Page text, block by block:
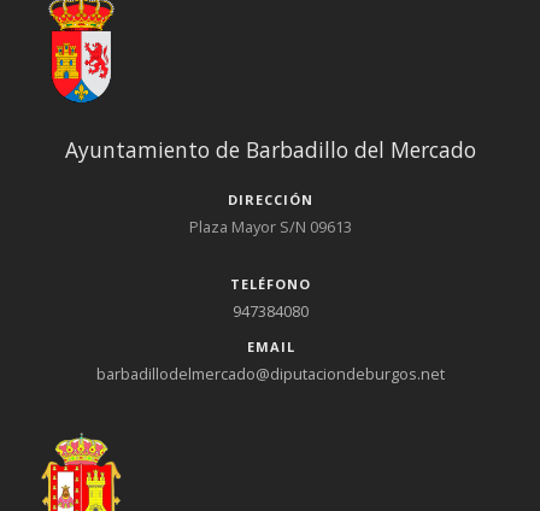
Ayuntamiento de Barbadillo del Mercado
DIRECCIÓN
Plaza Mayor S/N 09613
TELÉFONO
947384080
EMAIL
barbadillodelmercado@diputaciondeburgos.net